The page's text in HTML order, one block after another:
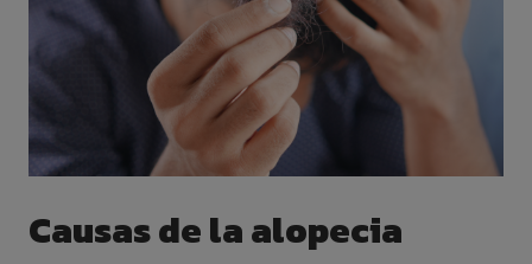
Causas de la alopecia